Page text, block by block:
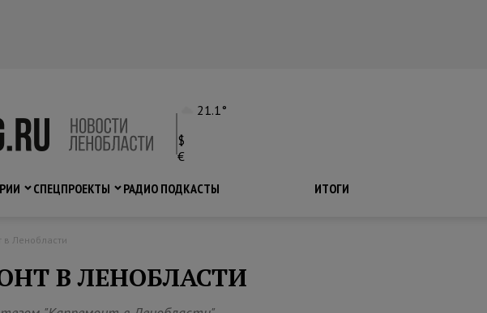
21.1°
$
€
СПЕЦПРОЕКТЫ РАДИО ПОДКАСТЫ ИТОГИ
в Ленобласти
В ЛЕНОБЛАСТИ